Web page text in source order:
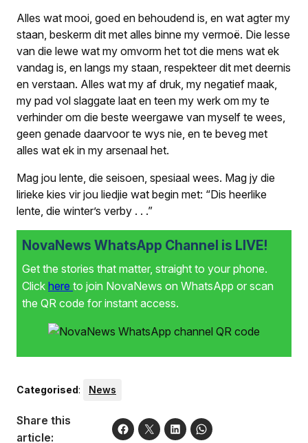
Alles wat mooi, goed en behoudend is, en wat agter my
staan, beskerm dit met alles binne my vermoë. Die lesse
van die lewe wat my omvorm het tot die mens wat ek
vandag is, en langs my staan, respekteer dit met deernis
en verstaan. Alles wat my af druk, my negatief maak,
my pad vol slaggate laat en teen my werk om my te
verhinder om die beste weergawe van myself te wees,
geen genade daarvoor te wys nie, en te beveg met
alles wat ek in my arsenaal het.
Mag jou lente, die seisoen, spesiaal wees. Mag jy die
lirieke kies vir jou liedjie wat begin met: “Dis heerlike
lente, die winter’s verby . . .”
NovaNews WhatsApp Channel is LIVE!
Get the stories that matter, straight to your phone.
Click here to join NovaNews on WhatsApp or scan
the QR code for instant access.
Categorised: News
Share this
article: